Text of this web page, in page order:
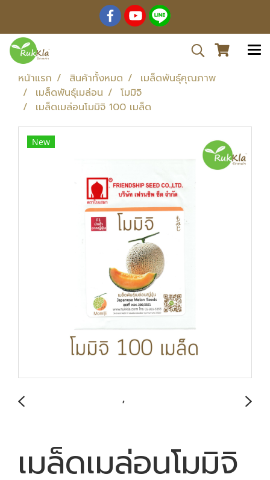
หน้าแรก สินค้าทั้งหมด
เมล็ดพันธุ์คุณภาพ
เมล็ดพันธุ์เมล่อน
โมมิจิ
เมล็ดเมล่อนโมมิจิ 100 เมล็ด
New
เมล็ดเมล่อนโมมิจิ